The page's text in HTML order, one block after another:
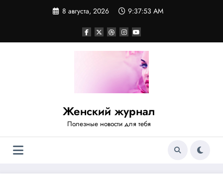
8 августа, 2026 9:37:54 AM
Женский журнал
Полезные новости для тебя